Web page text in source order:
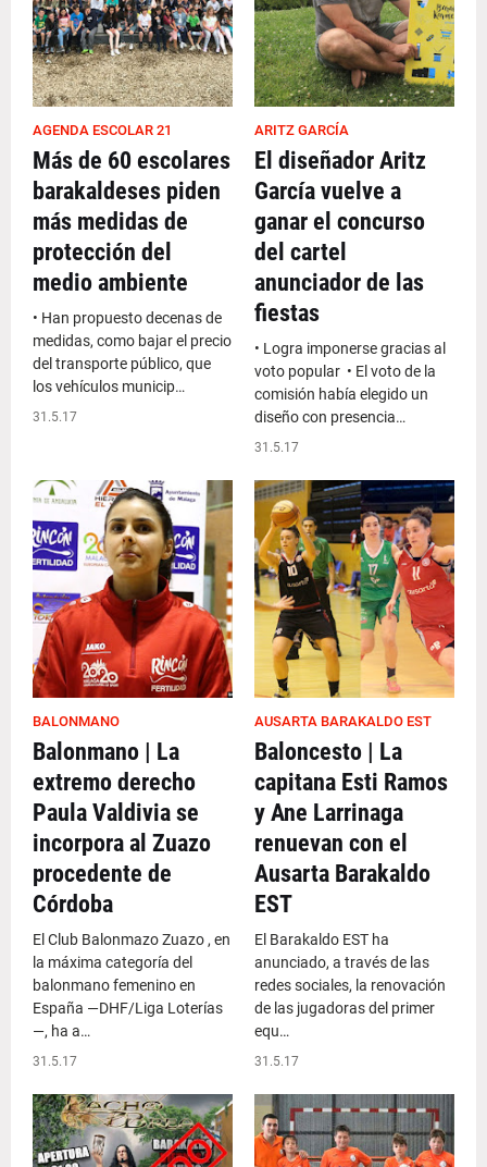
AGENDA ESCOLAR 21
Más de 60 escolares
barakaldeses piden
más medidas de
protección del
medio ambiente
• Han propuesto decenas de
medidas, como bajar el precio
del transporte público, que
los vehículos municip…
31.5.17
ARITZ GARCÍA
El diseñador Aritz
García vuelve a
ganar el concurso
del cartel
anunciador de las
fiestas
• Logra imponerse gracias al
voto popular • El voto de la
comisión había elegido un
diseño con presencia…
31.5.17
BALONMANO
Balonmano | La
extremo derecho
Paula Valdivia se
incorpora al Zuazo
procedente de
Córdoba
El Club Balonmazo Zuazo , en
la máxima categoría del
balonmano femenino en
España —DHF/Liga Loterías
—, ha a…
31.5.17
AUSARTA BARAKALDO EST
Baloncesto | La
capitana Esti Ramos
y Ane Larrinaga
renuevan con el
Ausarta Barakaldo
EST
El Barakaldo EST ha
anunciado, a través de las
redes sociales, la renovación
de las jugadoras del primer
equ…
31.5.17